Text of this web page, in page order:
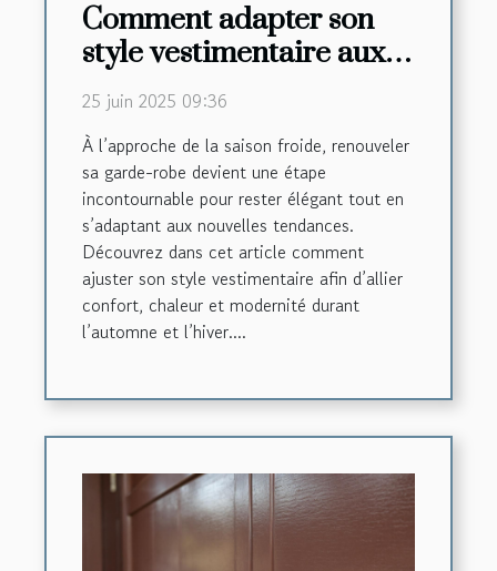
Comment adapter son
style vestimentaire aux
tendances automne-
hiver
25 juin 2025 09:36
À l’approche de la saison froide, renouveler
sa garde-robe devient une étape
incontournable pour rester élégant tout en
s’adaptant aux nouvelles tendances.
Découvrez dans cet article comment
ajuster son style vestimentaire afin d’allier
confort, chaleur et modernité durant
l’automne et l’hiver....